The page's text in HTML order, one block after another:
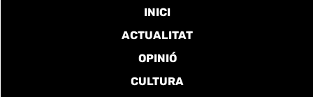
INICI
ACTUALITAT
OPINIÓ
CULTURA